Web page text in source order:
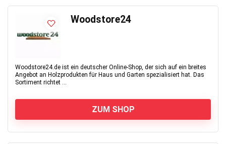
Woodstore24
Woodstore24.de ist ein deutscher Online-Shop, der sich auf ein breites
Angebot an Holzprodukten für Haus und Garten spezialisiert hat. Das
Sortiment richtet ...
ZUM SHOP